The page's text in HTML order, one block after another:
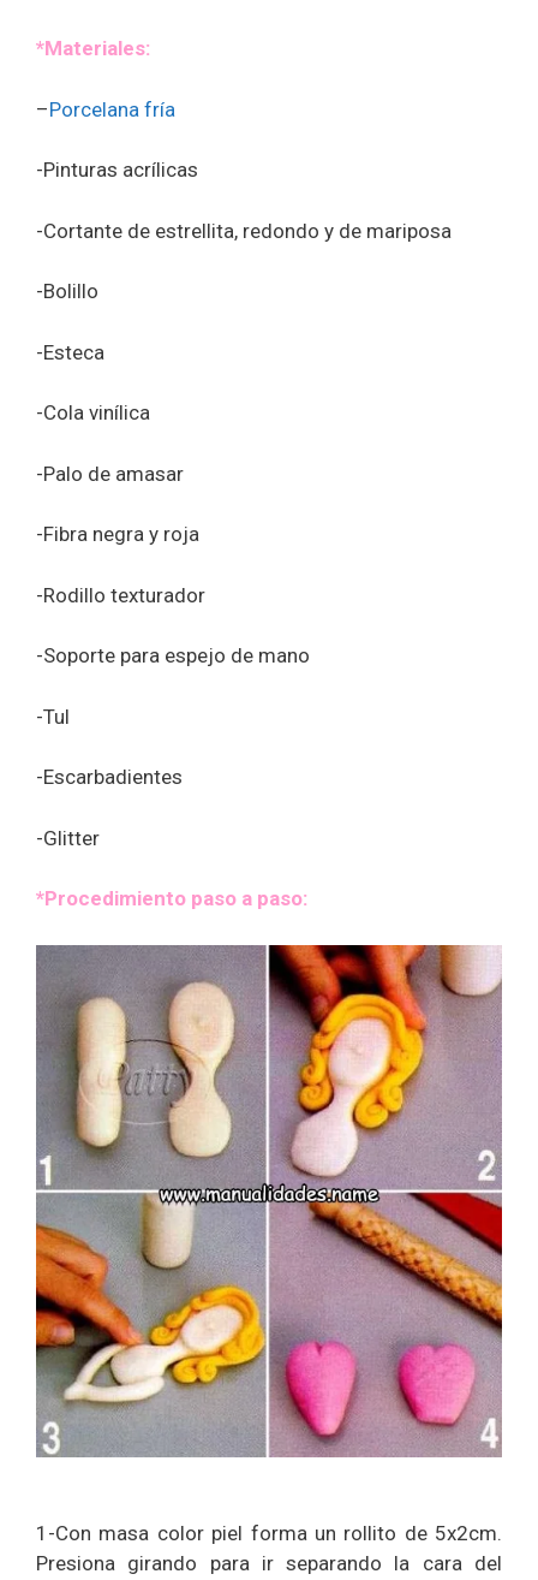
*Materiales:
–Porcelana fría
-Pinturas acrílicas
-Cortante de estrellita, redondo y de mariposa
-Bolillo
-Esteca
-Cola vinílica
-Palo de amasar
-Fibra negra y roja
-Rodillo texturador
-Soporte para espejo de mano
-Tul
-Escarbadientes
-Glitter
*Procedimiento paso a paso:
1-Con masa color piel forma un rollito de 5x2cm.
Presiona girando para ir separando la cara del